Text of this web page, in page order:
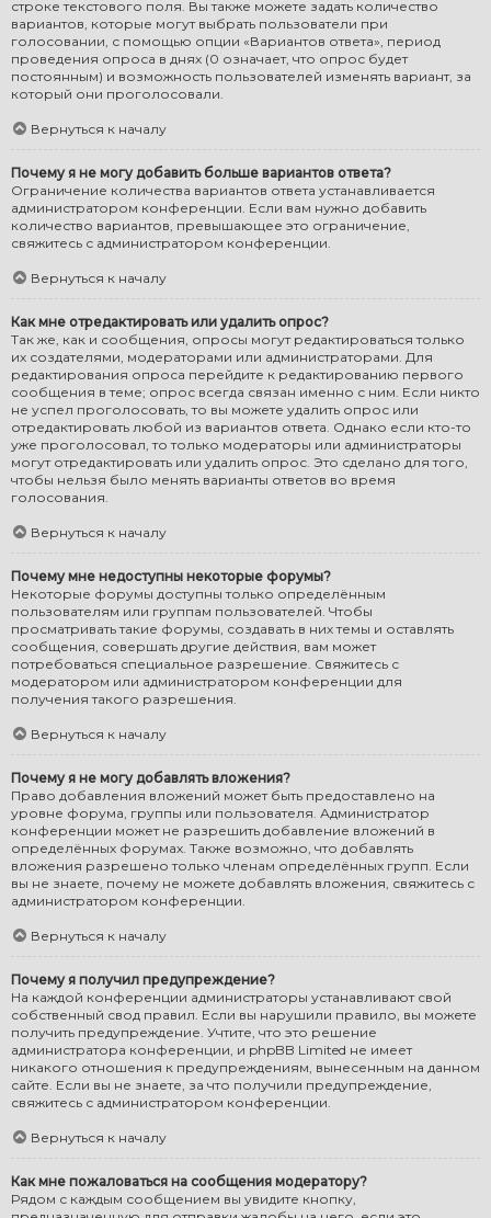
строке текстового поля. Вы также можете задать количество
вариантов, которые могут выбрать пользователи при
голосовании, с помощью опции «Вариантов ответа», период
проведения опроса в днях (0 означает, что опрос будет
постоянным) и возможность пользователей изменять вариант, за
который они проголосовали.
Вернуться к началу
Почему я не могу добавить больше вариантов ответа?
Ограничение количества вариантов ответа устанавливается
администратором конференции. Если вам нужно добавить
количество вариантов, превышающее это ограничение,
свяжитесь с администратором конференции.
Вернуться к началу
Как мне отредактировать или удалить опрос?
Так же, как и сообщения, опросы могут редактироваться только
их создателями, модераторами или администраторами. Для
редактирования опроса перейдите к редактированию первого
сообщения в теме; опрос всегда связан именно с ним. Если никто
не успел проголосовать, то вы можете удалить опрос или
отредактировать любой из вариантов ответа. Однако если кто-то
уже проголосовал, то только модераторы или администраторы
могут отредактировать или удалить опрос. Это сделано для того,
чтобы нельзя было менять варианты ответов во время
голосования.
Вернуться к началу
Почему мне недоступны некоторые форумы?
Некоторые форумы доступны только определённым
пользователям или группам пользователей. Чтобы
просматривать такие форумы, создавать в них темы и оставлять
сообщения, совершать другие действия, вам может
потребоваться специальное разрешение. Свяжитесь с
модератором или администратором конференции для
получения такого разрешения.
Вернуться к началу
Почему я не могу добавлять вложения?
Право добавления вложений может быть предоставлено на
уровне форума, группы или пользователя. Администратор
конференции может не разрешить добавление вложений в
определённых форумах. Также возможно, что добавлять
вложения разрешено только членам определённых групп. Если
вы не знаете, почему не можете добавлять вложения, свяжитесь с
администратором конференции.
Вернуться к началу
Почему я получил предупреждение?
На каждой конференции администраторы устанавливают свой
собственный свод правил. Если вы нарушили правило, вы можете
получить предупреждение. Учтите, что это решение
администратора конференции, и phpBB Limited не имеет
никакого отношения к предупреждениям, вынесенным на данном
сайте. Если вы не знаете, за что получили предупреждение,
свяжитесь с администратором конференции.
Вернуться к началу
Как мне пожаловаться на сообщения модератору?
Рядом с каждым сообщением вы увидите кнопку,